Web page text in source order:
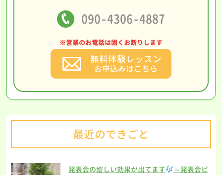
090-4306-4887
※営業のお電話は固くお断りします
無料体験レッスン
お申込みはこちら
最近のできごと
発表会の嬉しい効果が出てます
～発表会ビ